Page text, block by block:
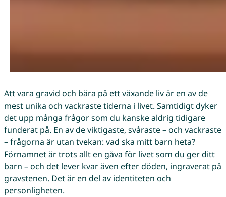
Att vara gravid och bära på ett växande liv är en av de
mest unika och vackraste tiderna i livet. Samtidigt dyker
det upp många frågor som du kanske aldrig tidigare
funderat på. En av de viktigaste, svåraste – och vackraste
– frågorna är utan tvekan: vad ska mitt barn heta?
Förnamnet är trots allt en gåva för livet som du ger ditt
barn – och det lever kvar även efter döden, ingraverat på
gravstenen. Det är en del av identiteten och
personligheten.